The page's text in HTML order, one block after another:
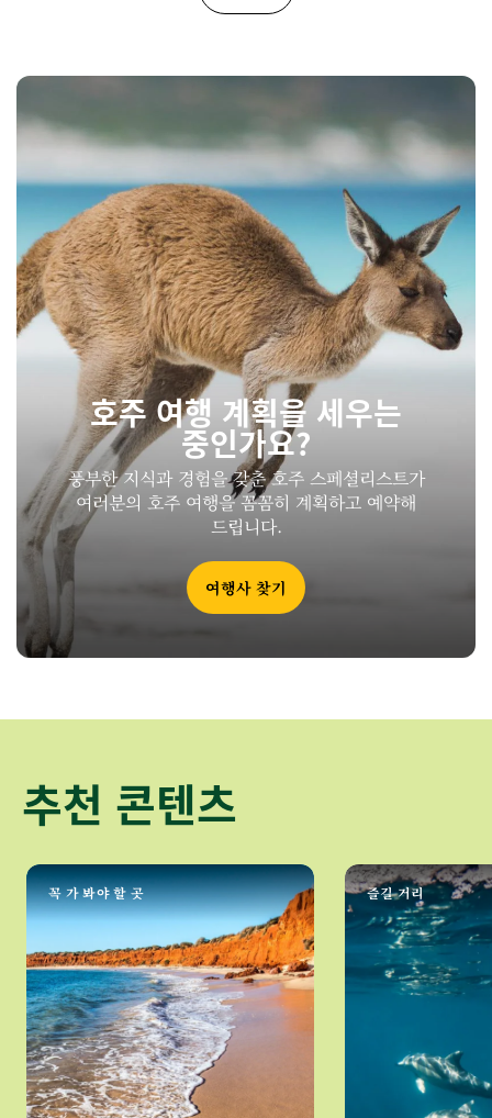
호주 여행 계획을 세우는
중인가요?
풍부한 지식과 경험을 갖춘 호주 스페셜리스트가
여러분의 호주 여행을 꼼꼼히 계획하고 예약해
드립니다.
여행사 찾기
추천 콘텐츠
꼭 가 봐야 할 곳 즐길 거리